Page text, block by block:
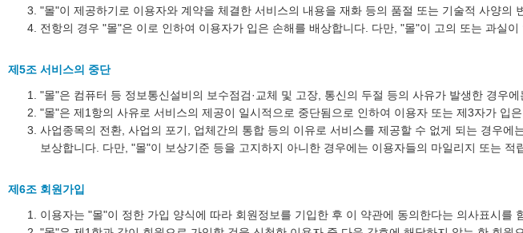
"몰"이 제공하기로 이용자와 계약을 체결한 서비스의 내용을 재화 등의 품절 또는 기술적 사양
전항의 경우 "몰"은 이로 인하여 이용자가 입은 손해를 배상합니다. 다만, "몰"이 고의 또는 과실
제5조 서비스의 중단
"몰"은 컴퓨터 등 정보통신설비의 보수점검·교체 및 고장, 통신의 두절 등의 사유가 발생한 경우
"몰"은 제1항의 사유로 서비스의 제공이 일시적으로 중단됨으로 인하여 이용자 또는 제3자가 입
사업종목의 전환, 사업의 포기, 업체간의 통합 등의 이유로 서비스를 제공할 수 없게 되는 경우
보상합니다. 다만, "몰"이 보상기준 등을 고지하지 아니한 경우에는 이용자들의 마일리지 또는
제6조 회원가입
이용자는 "몰"이 정한 가입 양식에 따라 회원정보를 기입한 후 이 약관에 동의한다는 의사표시를